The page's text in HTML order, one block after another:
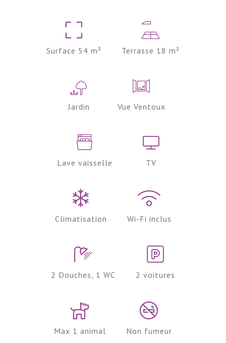
Surface 54 m² Terrasse 18 m²
Jardin Vue Ventoux
Lave vaisselle TV
Climatisation Wi-Fi inclus
2 Douches, 1 WC 2 voitures
Max 1 animal Non fumeur